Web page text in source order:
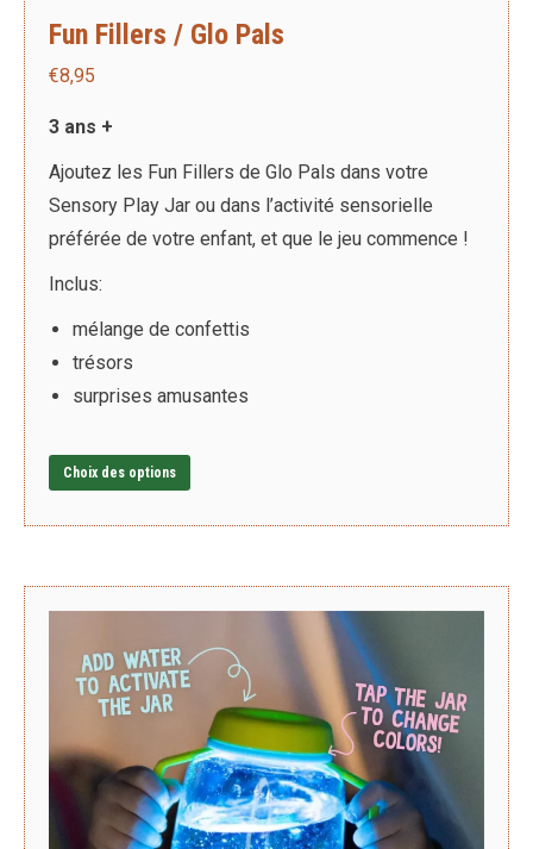
Fun Fillers / Glo Pals
€8,95
3 ans +
Ajoutez les Fun Fillers de Glo Pals dans votre
Sensory Play Jar ou dans l’activité sensorielle
préférée de votre enfant, et que le jeu commence !
Inclus:
mélange de confettis
trésors
surprises amusantes
Choix des options
options
peuvent
être
choisies
sur
la